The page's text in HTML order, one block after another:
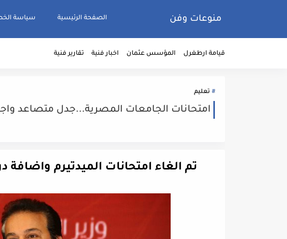
منوعات وفن الصفحة الرئيسية سياسة
قيامة ارطغرل المؤسس عثمان اخبار فنية تقارير فنية
تعليم
امتحانات الجامعات المصرية...جدل متصاعد
تم الغاء امتحانات الميدتيرم واضافة